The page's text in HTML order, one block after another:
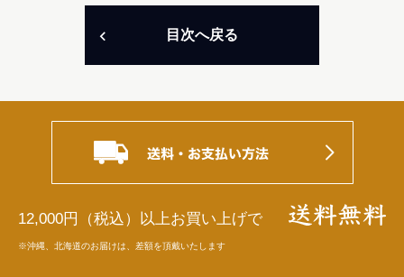
目次へ戻る
12,000円（税込）以上お買い上げで
※沖縄、北海道のお届けは、差額を頂戴いたします